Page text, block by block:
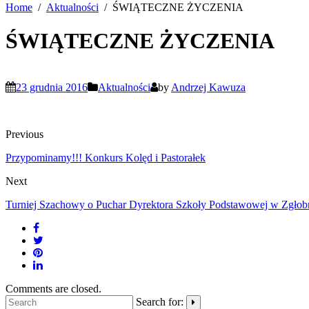
Home Aktualności ŚWIĄTECZNE ŻYCZENIA
ŚWIĄTECZNE ŻYCZENIA
23 grudnia 2016 Aktualności by Andrzej Kawuza
Previous
Przypominamy!!! Konkurs Kolęd i Pastorałek
Next
Turniej Szachowy o Puchar Dyrektora Szkoły Podstawowej w
Comments are closed.
Search for: